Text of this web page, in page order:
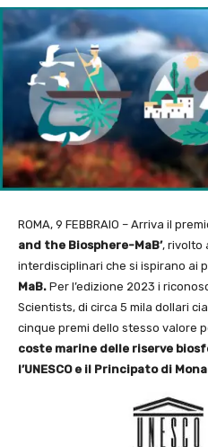
ROMA, 9 FEBBRAIO – Arriva il
and the Biosphere-MaB’, rivolto
interdisciplinari che si ispirano ai
MaB. Per l’edizione 2023 i
Scientists, di circa 5 mila dollari
cinque premi dello stesso valore
coste marine delle riserve
l’UNESCO e il Principato di